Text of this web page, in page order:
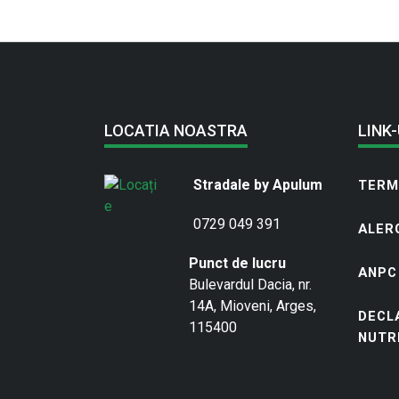
LOCATIA NOASTRA
Stradale by Apulum
0729 049 391
Punct de lucru
Bulevardul Dacia, nr.
14A, Mioveni, Arges,
115400
ANPC